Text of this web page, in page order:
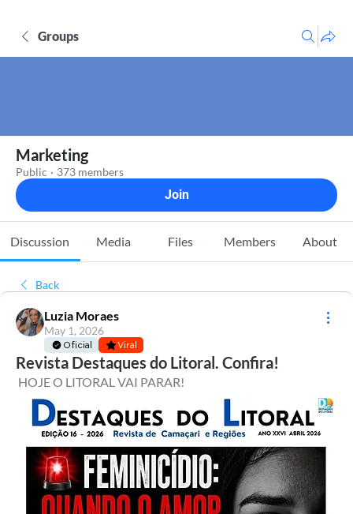
Groups
Marketing
Public · 373 members
Join
Discussion Media Files Members About
Back
Luzia Moraes
May 1, 2026
Oficial Viral
Revista Destaques do Litoral. Confira!
HOJE O LITORAL VAI PARAR!